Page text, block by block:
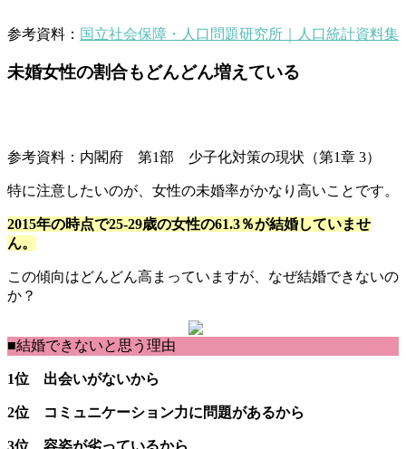
参考資料： 国立社会保障・人口問題研究所｜人口統計資料集
未婚女性の割合もどんどん増えている
参考資料：内閣府 第1部 少子化対策の現状（第1章 3）
特に注意したいのが、女性の未婚率がかなり高いことです。
2015年の時点で25-29歳の女性の61.3％が結婚していませ
ん。
この傾向はどんどん高まっていますが、なぜ結婚できないの
か？
■結婚できないと思う理由
1位 出会いがないから
2位 コミュニケーション力に問題があるから